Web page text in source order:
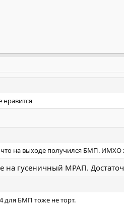
нравится
на выходе получился БМП. ИМХО
на гусеничный МРАП.
для БМП тоже не торт.